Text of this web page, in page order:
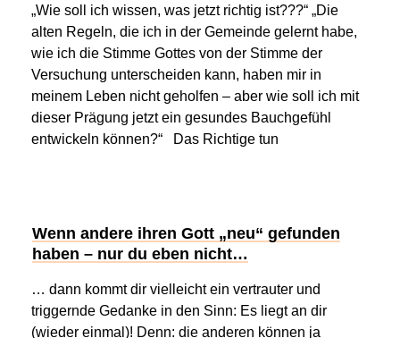
„Wie soll ich wissen, was jetzt richtig ist???“ „Die
alten Regeln, die ich in der Gemeinde gelernt habe,
wie ich die Stimme Gottes von der Stimme der
Versuchung unterscheiden kann, haben mir in
meinem Leben nicht geholfen – aber wie soll ich mit
dieser Prägung jetzt ein gesundes Bauchgefühl
entwickeln können?“ Das Richtige tun
Wenn andere ihren Gott „neu“ gefunden
haben – nur du eben nicht…
… dann kommt dir vielleicht ein vertrauter und
triggernde Gedanke in den Sinn: Es liegt an dir
(wieder einmal)! Denn: die anderen können ja